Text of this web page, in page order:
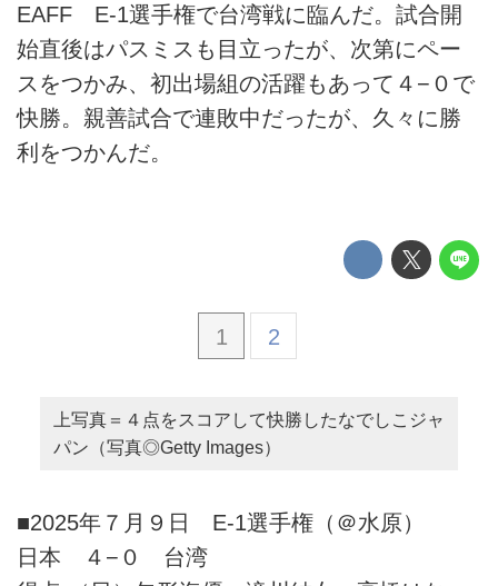
EAFF E-1選手権で台湾戦に臨んだ。試合開
始直後はパスミスも目立ったが、次第にペー
スをつかみ、初出場組の活躍もあって４−０で
快勝。親善試合で連敗中だったが、久々に勝
利をつかんだ。
1 2
上写真＝４点をスコアして快勝したなでしこジャ
パン（写真◎Getty Images）
■2025年７月９日 E-1選手権（＠水原）
日本 ４−０ 台湾